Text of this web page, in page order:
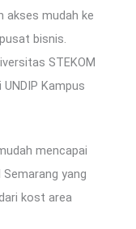
akses mudah ke
bisnis.
STEKOM
Kampus
mencapai
yang
kost area